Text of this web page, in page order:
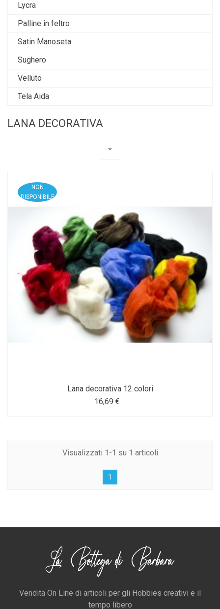
Lycra
Palline in feltro
Satin Manoseta
Sughero
Velluto
Tela Aida
LANA DECORATIVA
arrow_drop_down
Lana decorativa 12 colori
16,69 €
NON
DISPONIBILE
Visualizzati 1-1 su 1 articoli
1
Vendita On Line di articoli per gli Hobbies creativi e il
tempo libero